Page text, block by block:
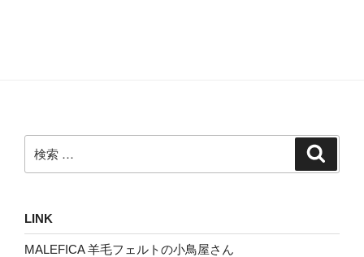
索:
LINK
MALEFICA 羊毛フェルトの小鳥屋さん